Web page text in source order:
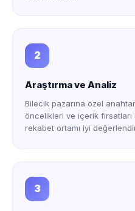
2
Araştırma ve Analiz
Bilecik pazarına özel
öncelikleri ve içerik
rekabet ortamı iyi
3